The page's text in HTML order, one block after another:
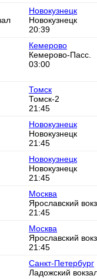
Новокузнецк
Новокузнецк
20:39
Кемерово
Кемерово-Пасс.
03:00
Томск
Томск-2
21:45
Новокузнецк
Новокузнецк
21:45
Новокузнецк
Новокузнецк
21:45
Москва
Ярославский
21:45
Москва
Ярославский
21:45
Санкт-Петербург
Ладожский